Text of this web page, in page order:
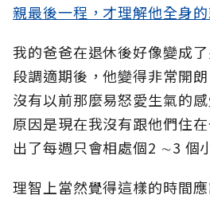
親最後一程，才理解他全身
我的爸爸在退休後好像變成
段調適期後，他變得非常開
沒有以前那麼易怒愛生氣的
原因是現在我沒有跟他們住
出了每週只會相處個2 ∼3 個
理智上當然覺得這樣的時間